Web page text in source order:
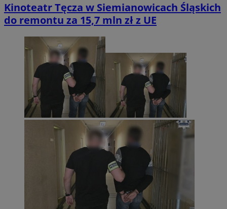
Kinoteatr Tęcza w Siemianowicach Śląskich
do remontu za 15,7 mln zł z UE